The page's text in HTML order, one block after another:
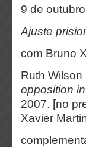
9 de outubro
Ajuste
com Bruno
Ruth Wilson
opposition
2007. [no
Xavier